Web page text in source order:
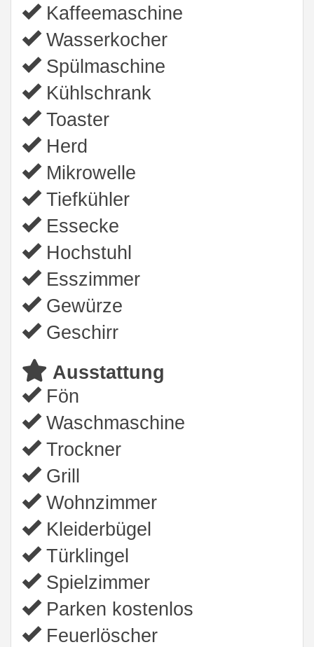
Kaffeemaschine
Wasserkocher
Spülmaschine
Kühlschrank
Toaster
Herd
Mikrowelle
Tiefkühler
Essecke
Hochstuhl
Esszimmer
Gewürze
Geschirr
Ausstattung
Fön
Waschmaschine
Trockner
Grill
Wohnzimmer
Kleiderbügel
Türklingel
Spielzimmer
Parken kostenlos
Feuerlöscher